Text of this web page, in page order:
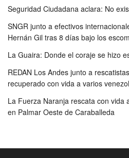
Seguridad Ciudadana aclara: No
SNGR junto a efectivos
Hernán Gil tras 8 días bajo los
La Guaira: Donde el coraje se hizo
REDAN Los Andes junto a
recuperado con vida a varios
La Fuerza Naranja rescata con vida
en Palmar Oeste de Caraballeda